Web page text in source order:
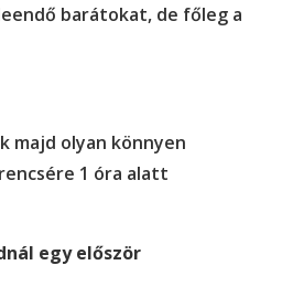
barátokat, de főleg a
majd olyan könnyen
1 óra alatt
egy először